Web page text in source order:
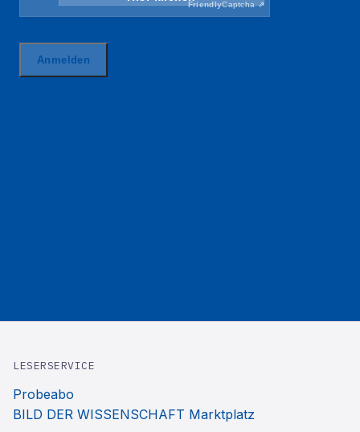
LESERSERVICE
Probeabo
BILD DER WISSENSCHAFT Marktplatz